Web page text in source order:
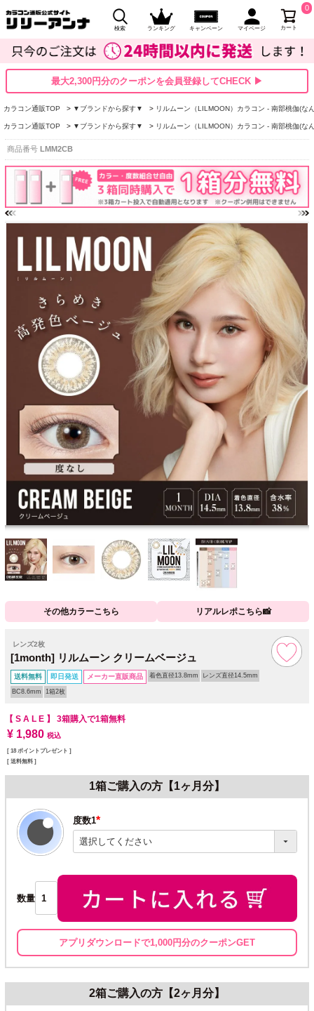
検索 ランキング キャンペーン マイページ カート
0
最大2,300円分のクーポンを会員登録してCHECK ▶
カラコン通販TOP ▼ブランドから探す▼ リルムーン（LILMOON）カラコン - 南部桃伽(な
カラコン通販TOP ▼ブランドから探す▼ リルムーン（LILMOON）カラコン - 南部桃伽(な
商品番号 LMM2CB
その他カラーこちら リアルレポこちら📸
レンズ2枚
[1month] リルムーン クリームベージュ
送料無料 即日発送 メーカー直販商品 着色直径13.8mm レンズ直径14.5mm
BC8.6mm 1箱2枚
【 S A L E 】 3箱購入で1箱無料
¥ 1,980 税込
[ 18 ポイントプレゼント ]
送料無料
1箱ご購入の方【1ヶ月分】
度数1
(必
須)
数量
アプリダウンロードで1,000円分のクーポンGET
2箱ご購入の方【2ヶ月分】